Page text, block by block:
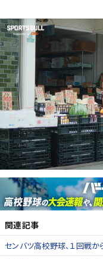
関連記事
センバツ高校野球、１回戦